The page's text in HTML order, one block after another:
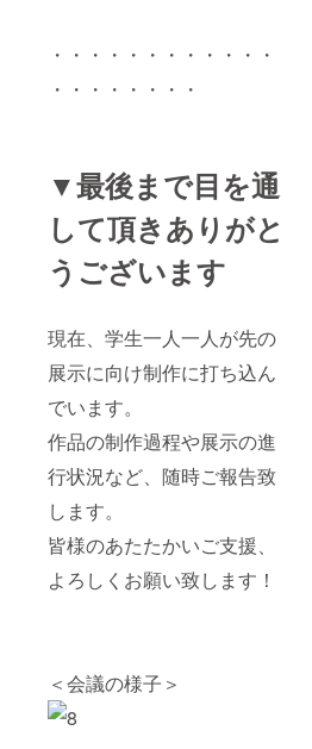
・・・・・・・・・・・・
・・・・・・・・
▼最後まで目を通
して頂きありがと
うございます
現在、学生一人一人が先の
展示に向け制作に打ち込ん
でいます。
作品の制作過程や展示の進
行状況など、随時ご報告致
します。
皆様のあたたかいご支援、
よろしくお願い致します！
＜会議の様子＞